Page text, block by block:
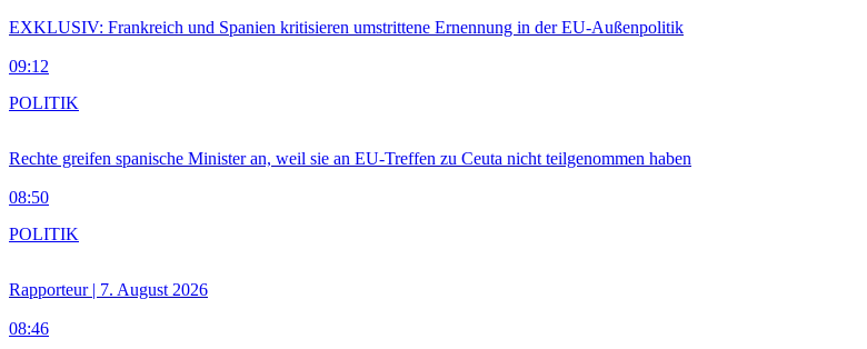
EXKLUSIV: Frankreich und Spanien kritisieren umstrittene Ernennung in der EU-Außenpolitik
09:12
Rechte greifen spanische Minister an, weil sie an EU-Treffen zu Ceuta nicht teilgenommen haben
08:50
POLITIK
Rapporteur | 7. August 2026
08:46
POLITIK